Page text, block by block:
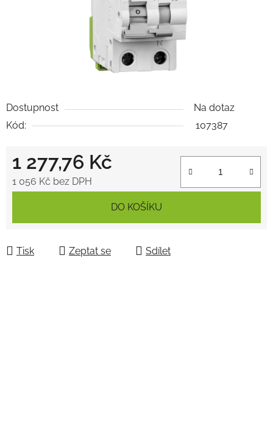
Dostupnost
Na dotaz
Kód:
107387
1 277,76 Kč
1 056 Kč bez DPH
DO KOŠÍKU
Tisk Zeptat se Sdílet